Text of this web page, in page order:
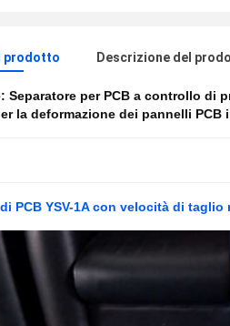
prodotto Descrizione del
Separatore per PCB a controllo di
la deformazione dei pannelli
PCB YSV-1A con velocità di